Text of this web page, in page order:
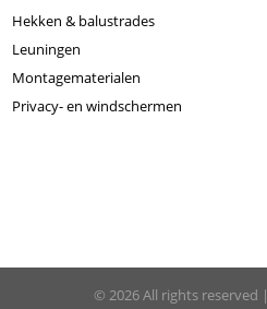
Hekken & balustrades
Leuningen
Montagematerialen
Privacy- en windschermen
© 2026All rights reserved |